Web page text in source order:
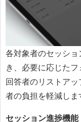
各対象者のセッシ
き、必要に応じた
回答者のリストア
者の負担を軽減しま
セッション進捗機能